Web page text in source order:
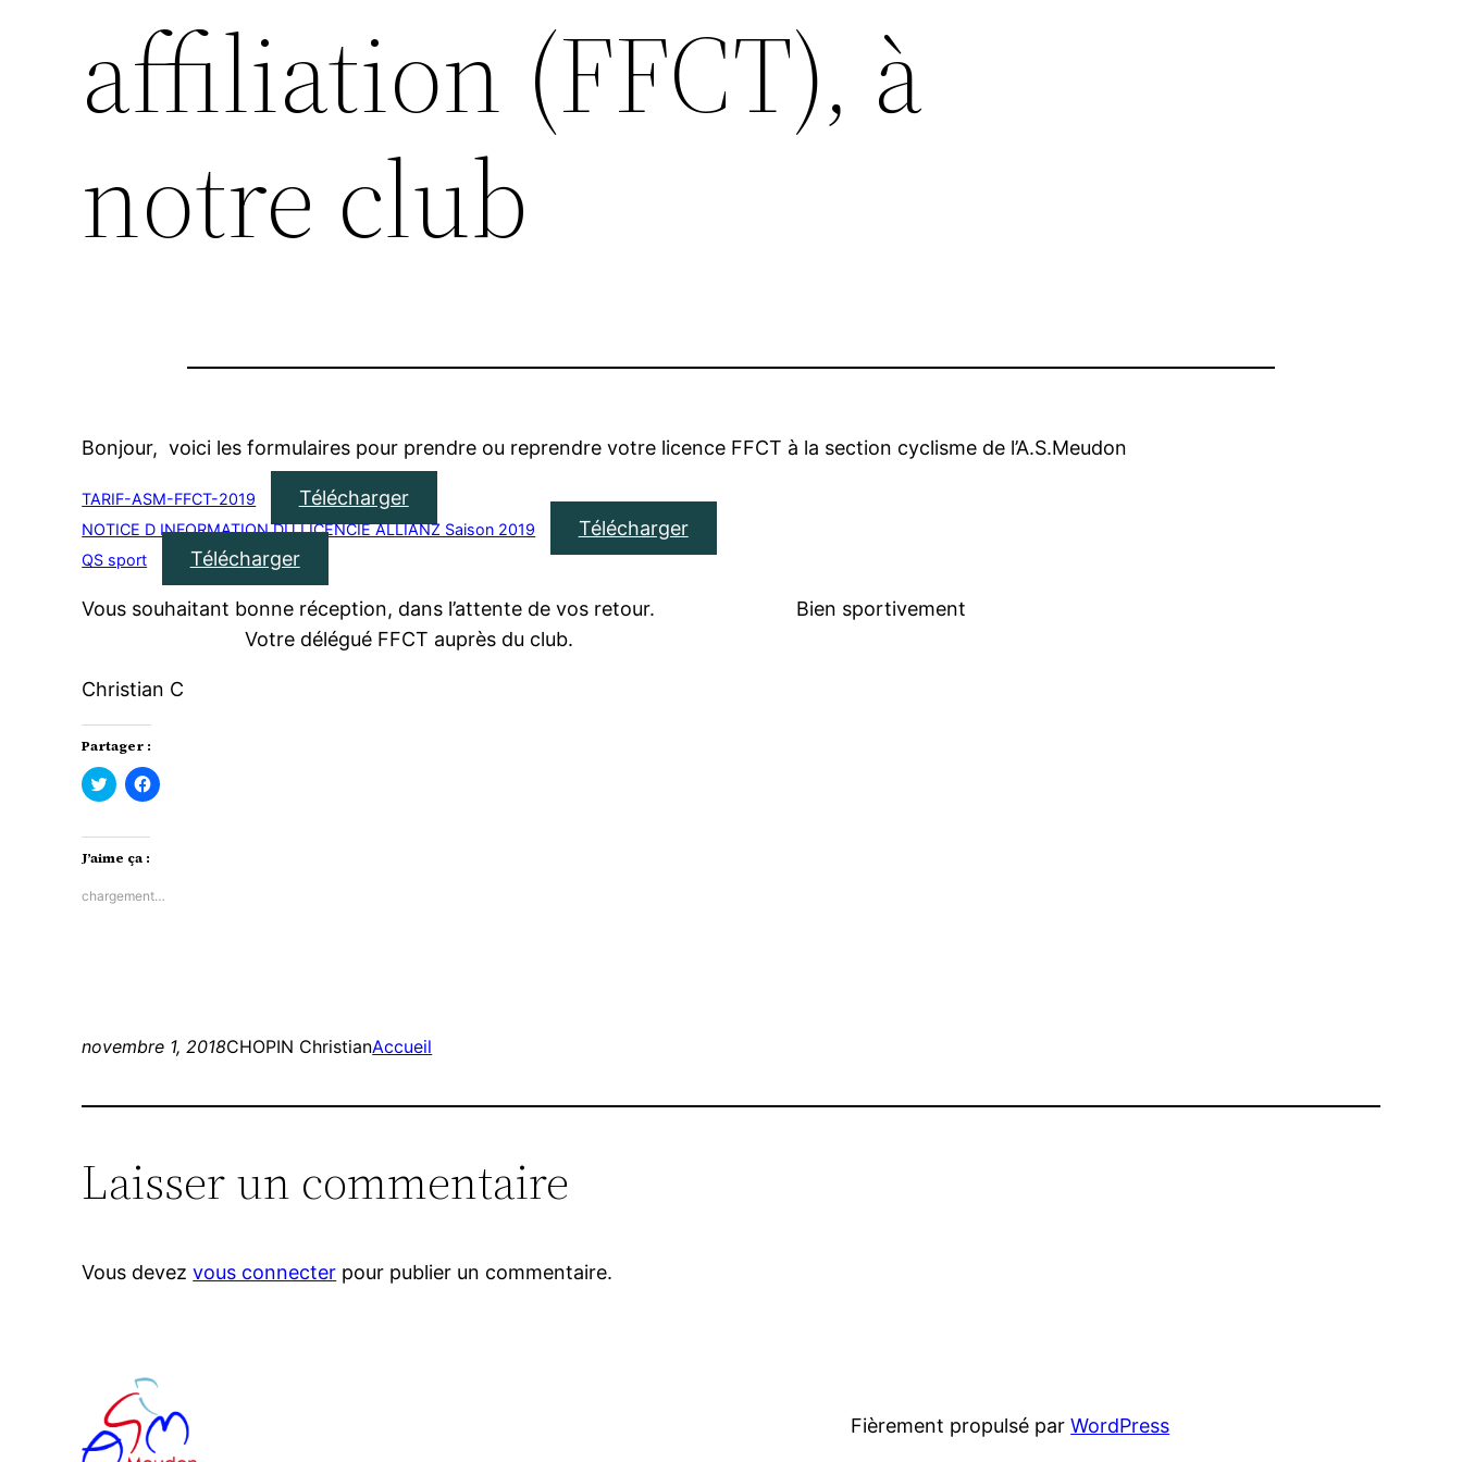
affiliation (FFCT), à
notre club
Bonjour, voici les formulaires pour prendre ou reprendre votre licence FFCT à la section cyclisme de l’A.S.Meudon
TARIF-ASM-FFCT-2019 Télécharger
NOTICE D INFORMATION DU LICENCIE ALLIANZ Saison 2019 Télécharger
QS sport Télécharger
Vous souhaitant bonne réception, dans l’attente de vos retour. Bien sportivement
Votre délégué FFCT auprès du club.
Christian C
Partager :
Cliquez
pour
Twitter(ouvre
dans
une
fenêtre)
Cliquez
pour
fenêtre)
J’aime ça :
chargement…
novembre 1, 2018CHOPIN ChristianAccueil
Laisser un commentaire
Vous devezvous connecter pour publier un commentaire.
Fièrement propulsé parWordPress